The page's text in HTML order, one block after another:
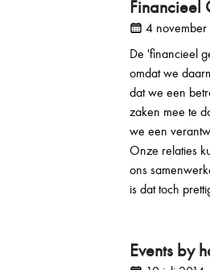
Financieel
4 november
De 'financieel
omdat we
dat we een
zaken mee te
we een
Onze relaties
ons
is dat toch
Events by